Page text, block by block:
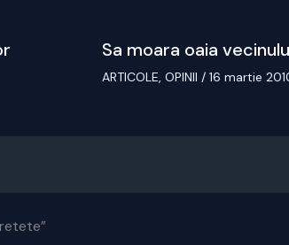
Sa moara oaia
ARTICOLE OPINII / 16 martie